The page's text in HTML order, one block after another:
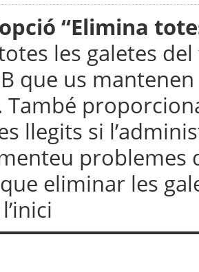
“Elimina
les galetes
que us
llegits si
problemes
eliminar les